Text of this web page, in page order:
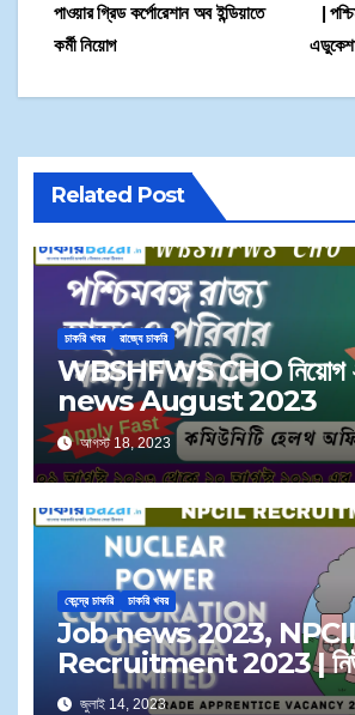
|
পাওয়ার গ্রিড কর্পোরেশান অব ইন্ডিয়াতে
কর্মী নিয়োগ
Related Post
চাকরি খবর রাজ্যে চাকরি
WBSHFWS CHO নিয়োগ
news August 2023
আগস্ট 18, 2023
কেন্দ্রে চাকরি চাকরি খবর
Job news 2023,
Recruitment 2023 |
পাওয়ার কর্পোরেশান অব ইন্ডিয়া এ
জুলাই 14, 2023